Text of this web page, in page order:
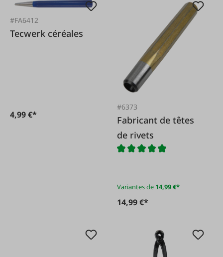
#FA6412
Tecwerk céréales
4,99 €*
#6373
Fabricant de têtes
de rivets
Variantes de 14,99 €*
14,99 €*